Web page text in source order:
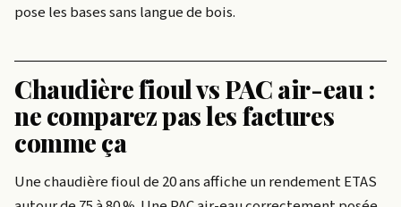
pose les bases sans langue de bois.
Chaudière fioul vs PAC air-eau :
ne comparez pas les factures
comme ça
Une chaudière fioul de 20 ans affiche un rendement ETAS